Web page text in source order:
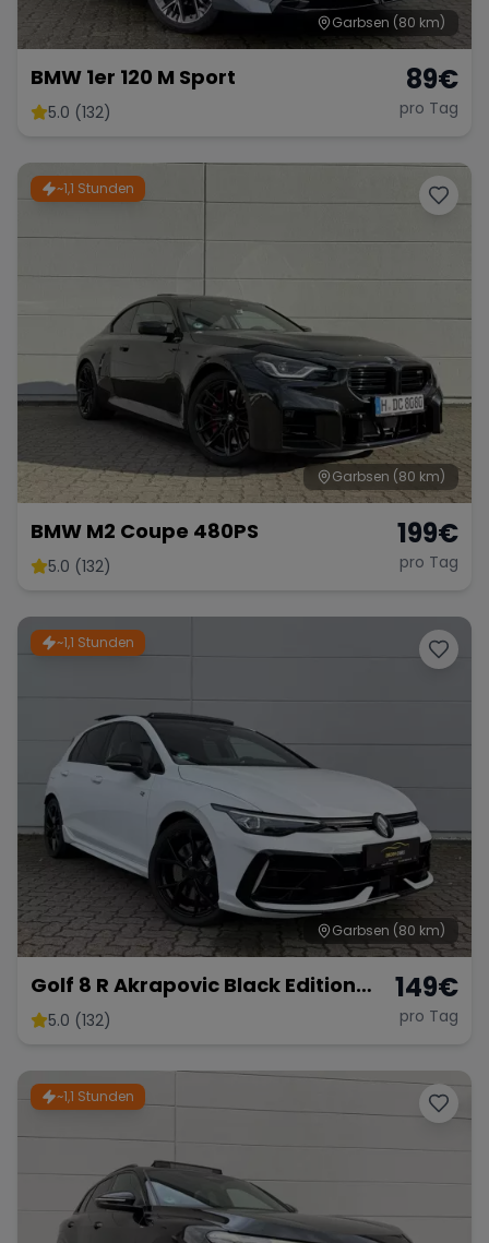
Garbsen (80 km)
BMW 1er 120 M Sport
5.0 (132)
89€
pro Tag
~1,1 Stunden
Garbsen (80 km)
BMW M2 Coupe 480PS
5.0 (132)
199€
pro Tag
~1,1 Stunden
Garbsen (80 km)
Golf 8 R Akrapovic Black Edition
333PS
5.0 (132)
149€
pro Tag
~1,1 Stunden